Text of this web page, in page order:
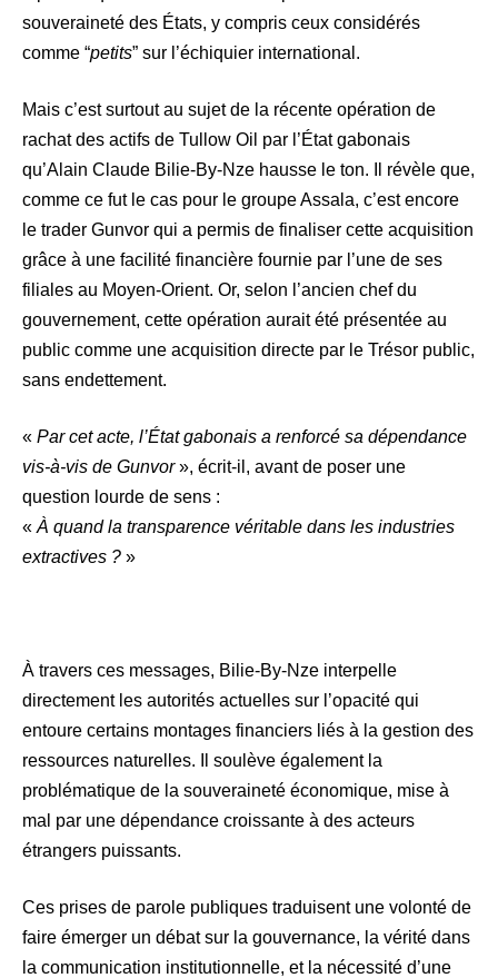
souveraineté des États, y compris ceux considérés
comme “petits” sur l’échiquier international.
Mais c’est surtout au sujet de la récente opération de
rachat des actifs de Tullow Oil par l’État gabonais
qu’Alain Claude Bilie-By-Nze hausse le ton. Il révèle que,
comme ce fut le cas pour le groupe Assala, c’est encore
le trader Gunvor qui a permis de finaliser cette acquisition
grâce à une facilité financière fournie par l’une de ses
filiales au Moyen-Orient. Or, selon l’ancien chef du
gouvernement, cette opération aurait été présentée au
public comme une acquisition directe par le Trésor public,
sans endettement.
« Par cet acte, l’État gabonais a renforcé sa dépendance
vis-à-vis de Gunvor», écrit-il, avant de poser une
question lourde de sens :
« À quand la transparence véritable dans les industries
extractives ? »
À travers ces messages, Bilie-By-Nze interpelle
directement les autorités actuelles sur l’opacité qui
entoure certains montages financiers liés à la gestion des
ressources naturelles. Il soulève également la
problématique de la souveraineté économique, mise à
mal par une dépendance croissante à des acteurs
étrangers puissants.
Ces prises de parole publiques traduisent une volonté de
faire émerger un débat sur la gouvernance, la vérité dans
la communication institutionnelle, et la nécessité d’une